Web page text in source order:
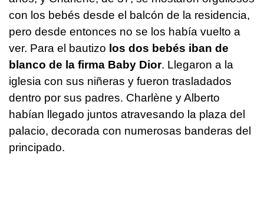
con los bebés desde el balcón de la residencia,
pero desde entonces no se los había vuelto a
ver. Para el bautizo los dos bebés iban de
blanco de la firma Baby Dior. Llegaron a la
iglesia con sus niñeras y fueron trasladados
dentro por sus padres. Charlène y Alberto
habían llegado juntos atravesando la plaza del
palacio, decorada con numerosas banderas del
principado.